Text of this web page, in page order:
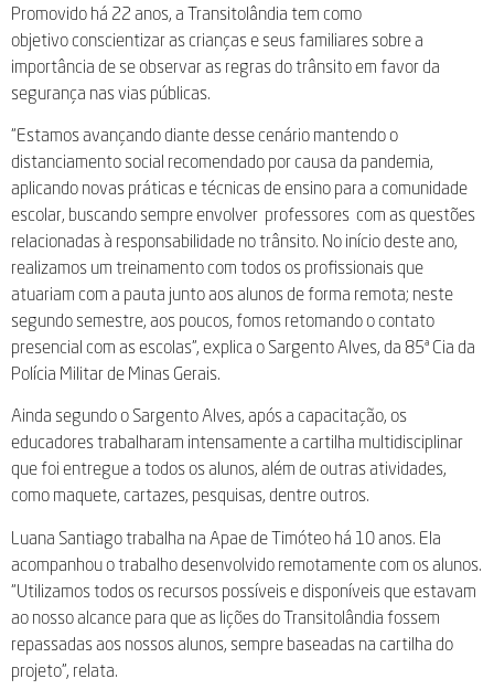
Promovido há 22 anos, a Transitolândia tem como
objetivo conscientizar as crianças e seus familiares sobre a
importância de se observar as regras do trânsito em favor da
segurança nas vias públicas.
“Estamos avançando diante desse cenário mantendo o
distanciamento social recomendado por causa da pandemia,
aplicando novas práticas e técnicas de ensino para a comunidade
escolar, buscando sempre envolver professores com as questões
relacionadas à responsabilidade no trânsito. No início deste ano,
realizamos um treinamento com todos os profissionais que
atuariam com a pauta junto aos alunos de forma remota; neste
segundo semestre, aos poucos, fomos retomando o contato
presencial com as escolas”, explica o Sargento Alves, da 85ª Cia da
Polícia Militar de Minas Gerais.
Ainda segundo o Sargento Alves, após a capacitação, os
educadores trabalharam intensamente a cartilha multidisciplinar
que foi entregue a todos os alunos, além de outras atividades,
como maquete, cartazes, pesquisas, dentre outros.
Luana Santiago trabalha na Apae de Timóteo há 10 anos. Ela
acompanhou o trabalho desenvolvido remotamente com os alunos.
“Utilizamos todos os recursos possíveis e disponíveis que estavam
ao nosso alcance para que as lições do Transitolândia fossem
repassadas aos nossos alunos, sempre baseadas na cartilha do
projeto”, relata.